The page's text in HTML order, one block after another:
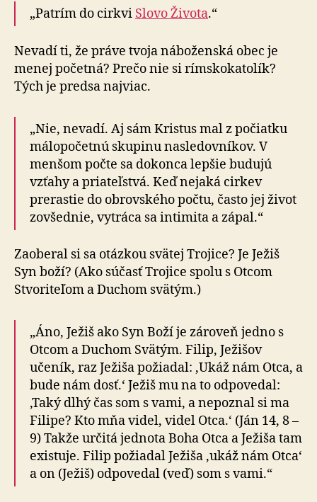
„Patrím do cirkvi Slovo Života.“
Nevadí ti, že práve tvoja náboženská obec je
menej početná? Prečo nie si rímskokatolík?
Tých je predsa najviac.
„Nie, nevadí. Aj sám Kristus mal z počiatku
málopočetnú skupinu nasledovníkov. V
menšom počte sa dokonca lepšie budujú
vzťahy a priateľstvá. Keď nejaká cirkev
prerastie do obrovského počtu, často jej život
zovšednie, vytráca sa intimita a zápal.“
Zaoberal si sa otázkou svätej Trojice? Je Ježiš
Syn boží? (Ako súčasť Trojice spolu s Otcom
Stvoriteľom a Duchom svätým.)
„Áno, Ježiš ako Syn Boží je zároveň jedno s
Otcom a Duchom Svätým. Filip, Ježišov
učeník, raz Ježiša požiadal: ‚Ukáž nám Otca, a
bude nám dosť.‘ Ježiš mu na to odpovedal:
‚Taký dlhý čas som s vami, a nepoznal si ma
Filipe? Kto mňa videl, videl Otca.‘ (Ján 14, 8 –
9) Takže určitá jednota Boha Otca a Ježiša tam
existuje. Filip požiadal Ježiša ‚ukáž nám Otca‘
a on (Ježiš) odpovedal (veď) som s vami.“